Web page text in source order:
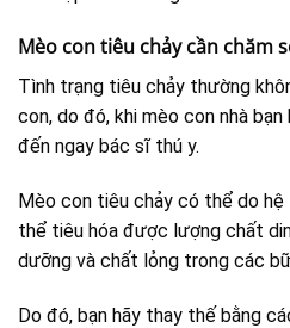
Mèo con tiêu chảy cần chăm
Tình trạng tiêu chảy thường
con, do đó, khi mèo con nhà
đến ngay bác sĩ thú y.
Mèo con tiêu chảy có thể do hệ
thể tiêu hóa được lượng chất
dưỡng và chất lỏng trong các
Do đó, bạn hãy thay thế bằng